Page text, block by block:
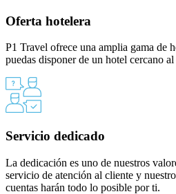
Oferta hotelera
P1 Travel ofrece una amplia gama de
puedas disponer de un hotel cercano
Servicio dedicado
La dedicación es uno de nuestros
servicio de atención al cliente y
cuentas harán todo lo posible por ti.